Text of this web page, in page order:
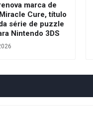
marca de
Cure, título
série de puzzle
Nintendo 3DS